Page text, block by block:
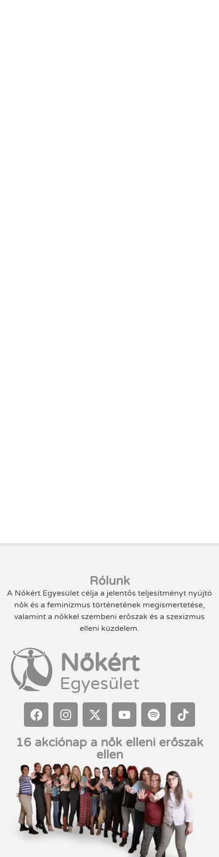
Rólunk
A Nőkért Egyesület célja a jelentős teljesítményt nyújtó
nők és a feminizmus történetének megismertetése,
valamint a nőkkel szembeni erőszak és a szexizmus
elleni küzdelem.
Nőkért
Egyesület
16 akciónap a nők elleni erőszak
ellen